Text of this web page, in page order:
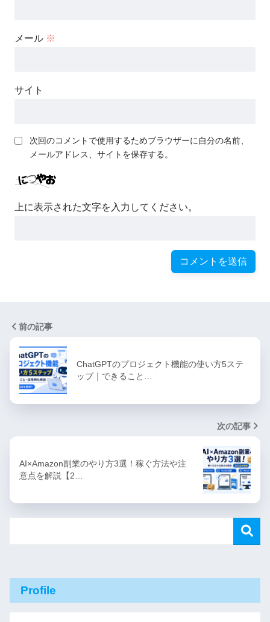
メール ※
サイト
次回のコメントで使用するためブラウザーに自分の名前、
メールアドレス、サイトを保存する。
上に表示された文字を入力してください。
前の記事
ChatGPTのプロジェクト機能の使い方5ステ
ップ｜できること…
次の記事
AI×Amazon副業のやり方3選！稼ぐ方法や注
意点を解説【2…
Profile